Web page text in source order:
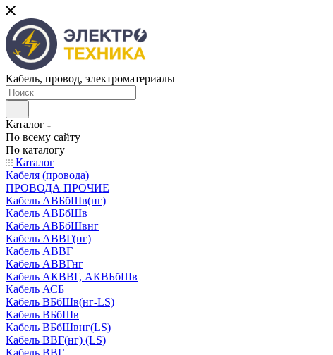
Кабель, провод, электроматериалы
Каталог
По всему сайту
По каталогу
Каталог
Кабеля (провода)
ПРОВОДА ПРОЧИЕ
Кабель АВБбШв(нг)
Кабель АВБбШв
Кабель АВБбШвнг
Кабель АВВГ(нг)
Кабель АВВГ
Кабель АВВГнг
Кабель АКВВГ, АКВБбШв
Кабель АСБ
Кабель ВБбШв(нг-LS)
Кабель ВБбШв
Кабель ВБбШвнг(LS)
Кабель ВВГ(нг) (LS)
Кабель ВВГ